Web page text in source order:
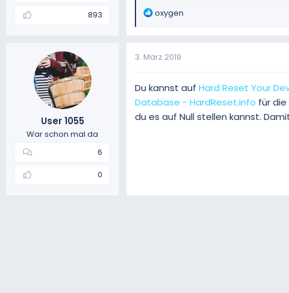
893
R
t
o
n
e
n
oxygen
User 1055
War schon mal da
6
0
3. März 2019
Du kannst auf Hard Reset Your
Database - HardReset.info für
du es auf Null stellen kannst.